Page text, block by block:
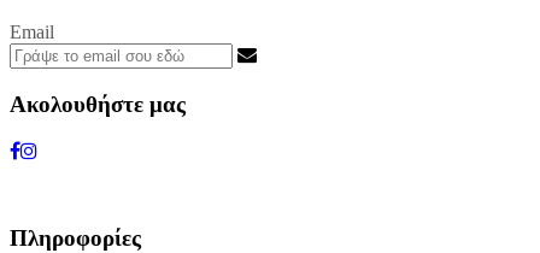
Email
Ακολουθήστε μας
Πληροφορίες